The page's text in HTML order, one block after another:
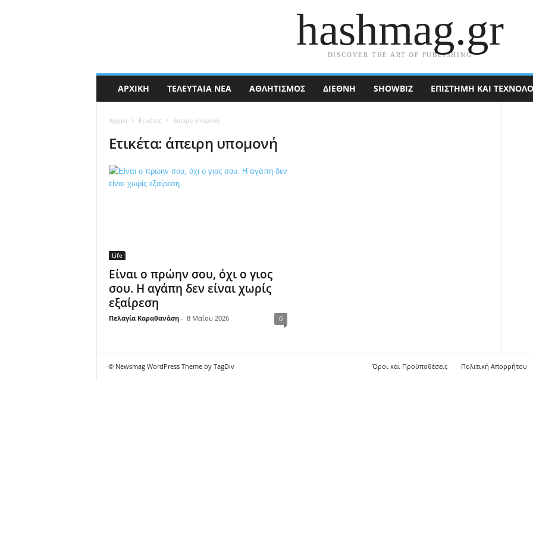
hashmag.gr
DISCOVER THE ART OF PUBLISHING
ΑΡΧΙΚΉ ΤΕΛΕΥΤΑΊΑ ΝΈΑ ΑΘΛΗΤΙΣΜΟΣ ΔΙΕΘΝΉ SHOWBIZ ΕΠΙΣΤΉΜΗ ΚΑΙ
Αρχική Ετικέτες άπειρη υπομονή
Ετικέτα: άπειρη υπομονή
Life
Είναι ο πρώην σου, όχι ο γιος
σου. Η αγάπη δεν είναι χωρίς
εξαίρεση
Πελαγία Καραθανάση - 8 Μαΐου 2026 0
Όροι και Προϋποθέσεις Πολιτική Απορρήτου
© Newsmag WordPress Theme by TagDiv